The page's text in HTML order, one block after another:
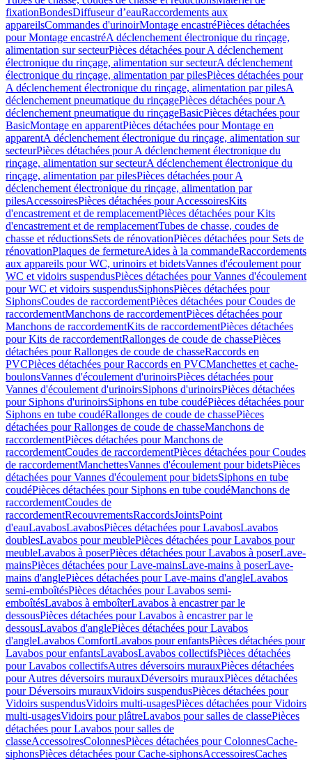
fixationBondesDiffuseur d’eauRaccordements aux
appareilsCommandes d'urinoirMontage encastréPièces détachées
pour Montage encastréA déclenchement électronique du rinçage,
alimentation sur secteurPièces détachées pour A déclenchement
électronique du rinçage, alimentation sur secteurA déclenchement
électronique du rinçage, alimentation par pilesPièces détachées pour
A déclenchement électronique du rinçage, alimentation par pilesA
déclenchement pneumatique du rinçagePièces détachées pour A
déclenchement pneumatique du rinçageBasicPièces détachées pour
BasicMontage en apparentPièces détachées pour Montage en
apparentA déclenchement électronique du rinçage, alimentation sur
secteurPièces détachées pour A déclenchement électronique du
rinçage, alimentation sur secteurA déclenchement électronique du
rinçage, alimentation par pilesPièces détachées pour A
déclenchement électronique du rinçage, alimentation par
pilesAccessoiresPièces détachées pour AccessoiresKits
d'encastrement et de remplacementPièces détachées pour Kits
d'encastrement et de remplacementTubes de chasse, coudes de
chasse et réductionsSets de rénovationPièces détachées pour Sets de
rénovationPlaques de fermetureAides à la commandeRaccordements
aux appareils pour WC, urinoirs et bidetsVannes d'écoulement pour
WC et vidoirs suspendusPièces détachées pour Vannes d'écoulement
pour WC et vidoirs suspendusSiphonsPièces détachées pour
SiphonsCoudes de raccordementPièces détachées pour Coudes de
raccordementManchons de raccordementPièces détachées pour
Manchons de raccordementKits de raccordementPièces détachées
pour Kits de raccordementRallonges de coude de chassePièces
détachées pour Rallonges de coude de chasseRaccords en
PVCPièces détachées pour Raccords en PVCManchettes et cache-
boulonsVannes d'écoulement d'urinoirsPièces détachées pour
Vannes d'écoulement d'urinoirsSiphons d'urinoirsPièces détachées
pour Siphons d'urinoirsSiphons en tube coudéPièces détachées pour
Siphons en tube coudéRallonges de coude de chassePièces
détachées pour Rallonges de coude de chasseManchons de
raccordementPièces détachées pour Manchons de
raccordementCoudes de raccordementPièces détachées pour Coudes
de raccordementManchettesVannes d'écoulement pour bidetsPièces
détachées pour Vannes d'écoulement pour bidetsSiphons en tube
coudéPièces détachées pour Siphons en tube coudéManchons de
raccordementCoudes de
raccordementRecouvrementsRaccordsJointsPoint
d'eauLavabosLavabosPièces détachées pour LavabosLavabos
doublesLavabos pour meublePièces détachées pour Lavabos pour
meubleLavabos à poserPièces détachées pour Lavabos à poserLave-
mainsPièces détachées pour Lave-mainsLave-mains à poserLave-
mains d'anglePièces détachées pour Lave-mains d'angleLavabos
semi-emboîtésPièces détachées pour Lavabos semi-
emboîtésLavabos à emboîterLavabos à encastrer par le
dessousPièces détachées pour Lavabos à encastrer par le
dessousLavabos d'anglePièces détachées pour Lavabos
d'angleLavabos ComfortLavabos pour enfantsPièces détachées pour
Lavabos pour enfantsLavabosLavabos collectifsPièces détachées
pour Lavabos collectifsAutres déversoirs murauxPièces détachées
pour Autres déversoirs murauxDéversoirs murauxPièces détachées
pour Déversoirs murauxVidoirs suspendusPièces détachées pour
Vidoirs suspendusVidoirs multi-usagesPièces détachées pour Vidoirs
multi-usagesVidoirs pour plâtreLavabos pour salles de classePièces
détachées pour Lavabos pour salles de
classeAccessoiresColonnesPièces détachées pour ColonnesCache-
siphonsPièces détachées pour Cache-siphonsAccessoiresCaches